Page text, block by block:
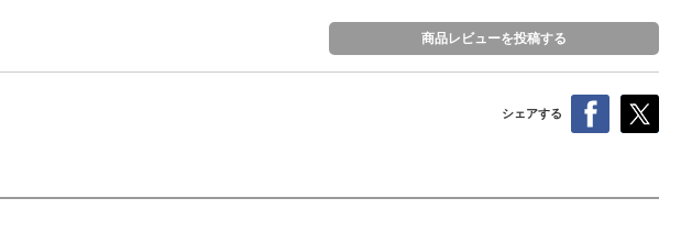
商品レビューを投稿する
シェアする